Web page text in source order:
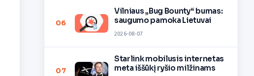
06
Vilniaus „Bug Bounty“ bumas:
saugumo pamoka Lietuvai
2026-08-07
07
Starlink mobilusis internetas
meta iššūkį ryšio milžinams